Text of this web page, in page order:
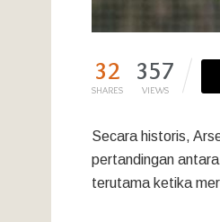
32
SHARES
357
VIEWS
Secara historis,
pertandingan
terutama ketika